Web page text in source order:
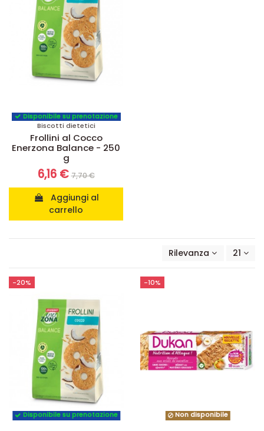
Disponibile su prenotazione
Biscotti dietetici
Frollini al Cocco
Enerzona Balance - 250
g
6,16 € 7,70 €
carrello
Rilevanza 21
-20%
Disponibile su prenotazione
-10%
Non disponibile